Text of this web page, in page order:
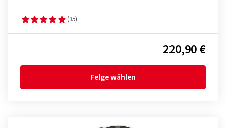
(35)
220,90 €
Felge wählen